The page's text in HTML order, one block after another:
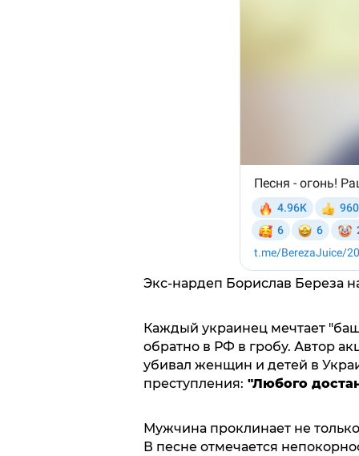
Экс-нардеп Борислав Береза
Каждый украинец мечтает
обратно в РФ в гробу. Автор
убивал женщин и детей в
преступления: "Любого
Мужчина проклинает не
В песне отмечается